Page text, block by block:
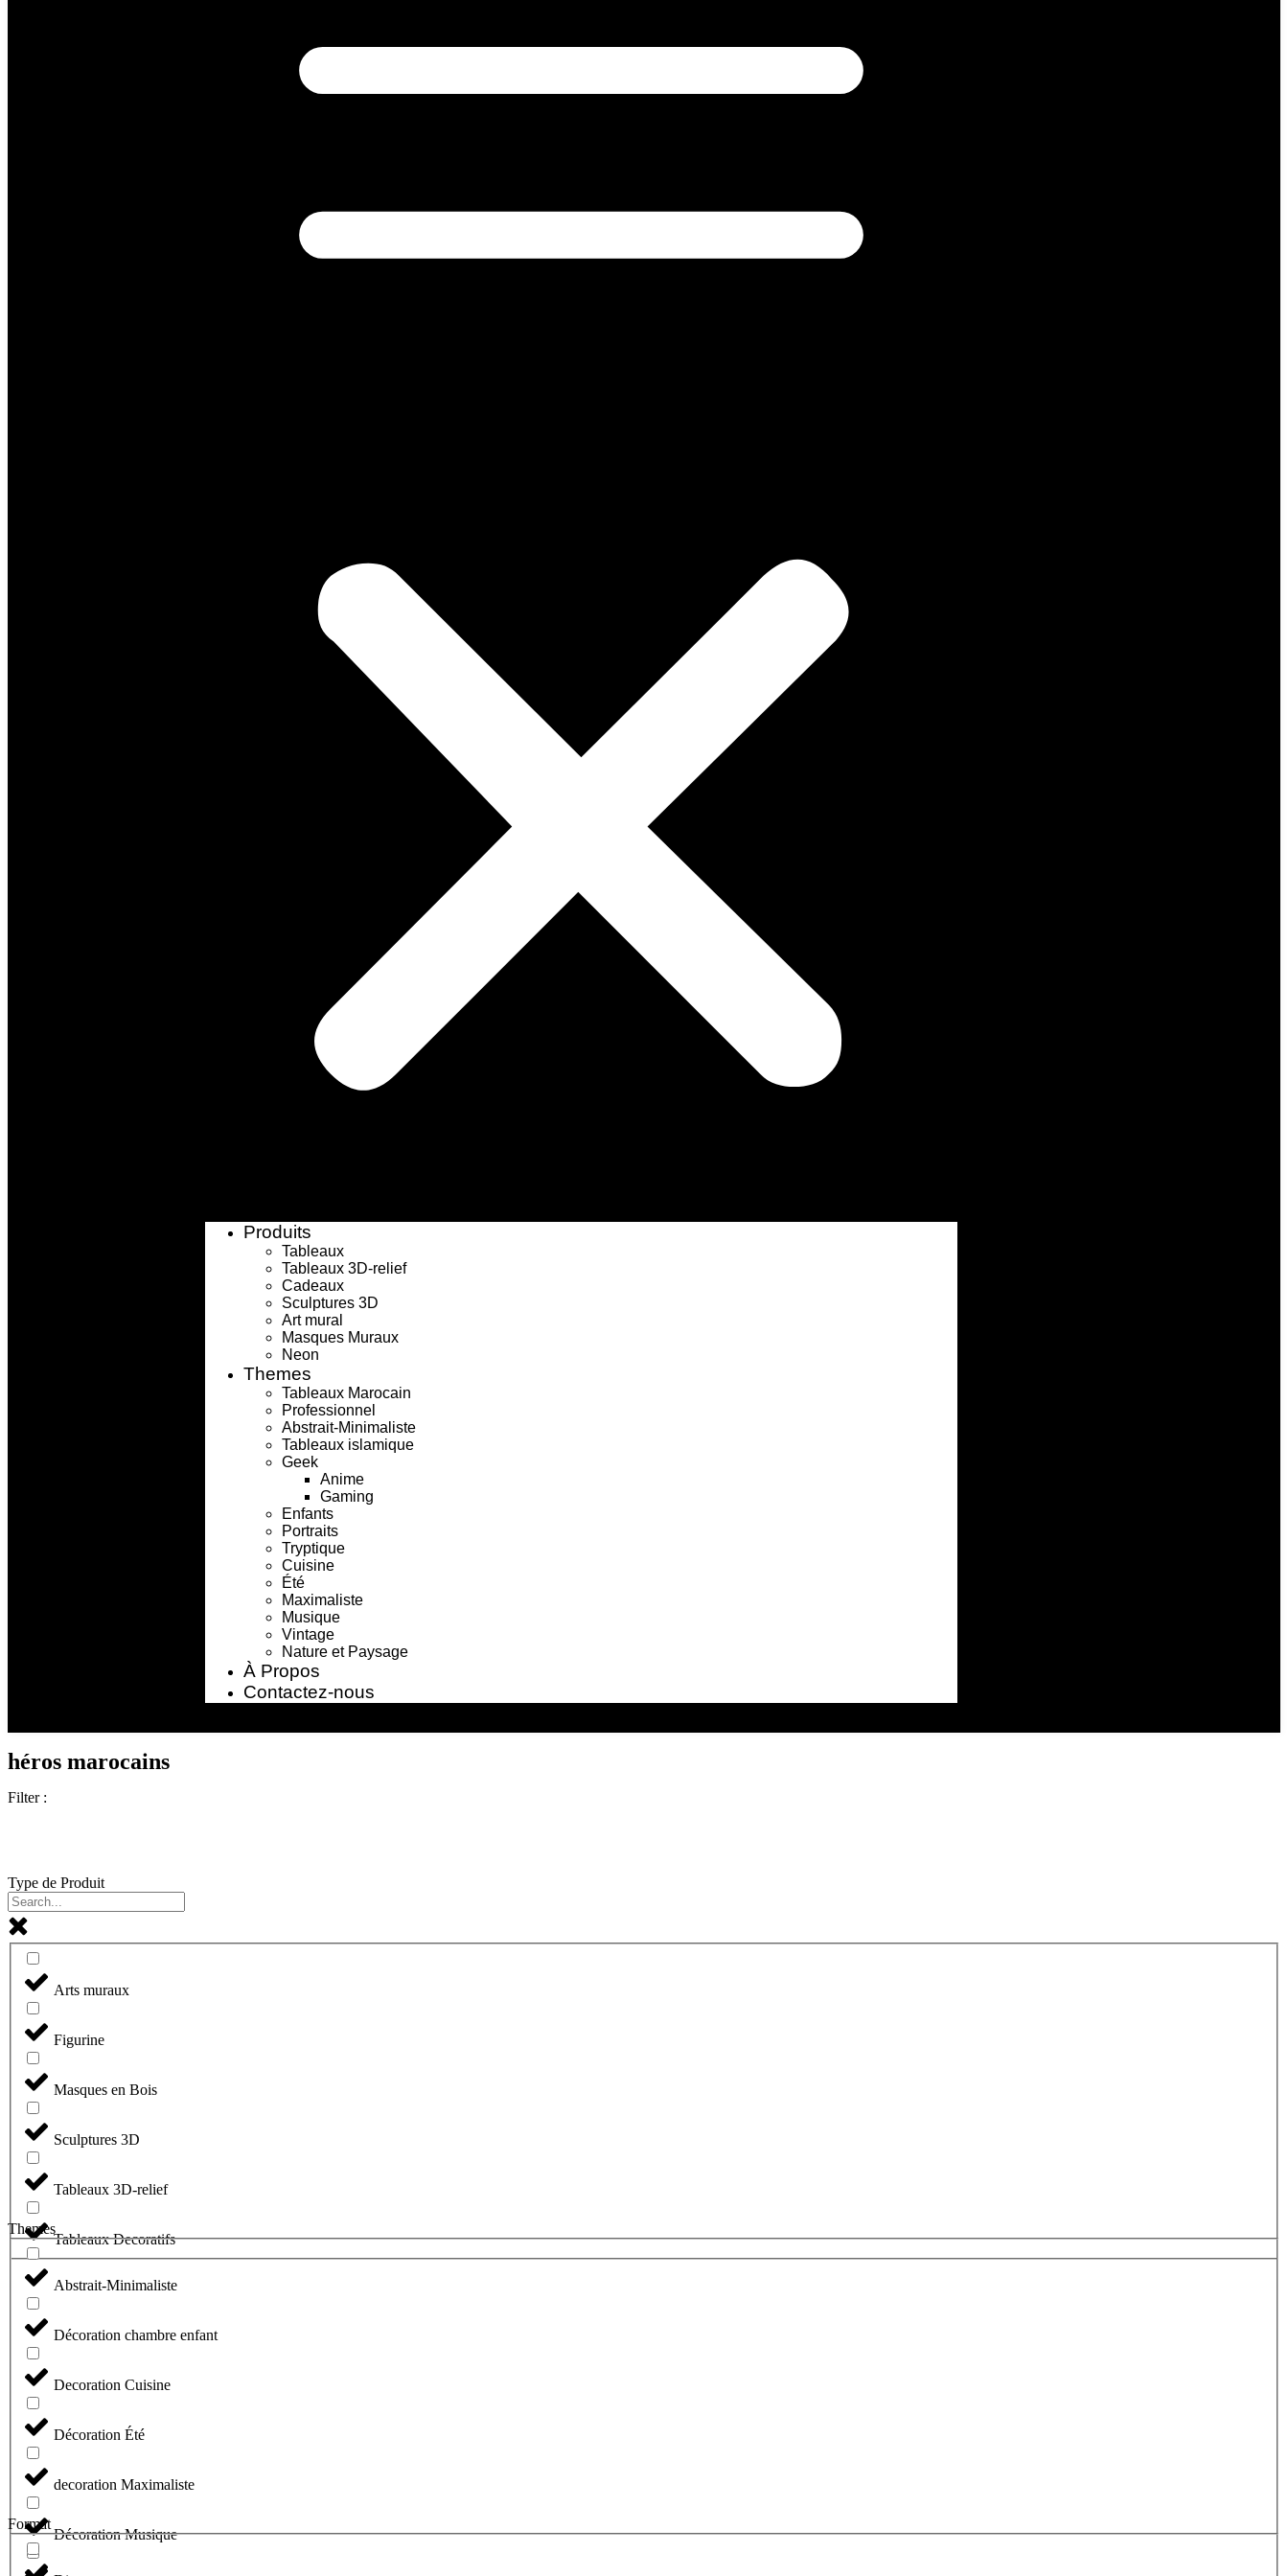
Produits
Tableaux
Tableaux 3D-relief
Cadeaux
Sculptures 3D
Art mural
Masques Muraux
Neon
Themes
Tableaux Marocain
Professionnel
Abstrait-Minimaliste
Tableaux islamique
Geek
Anime
Gaming
Enfants
Portraits
Tryptique
Cuisine
Été
Maximaliste
Musique
Vintage
Nature et Paysage
À Propos ​
Contactez-nous
héros marocains
Filter :
Type de Produit
Arts muraux
Figurine
Masques en Bois
Sculptures 3D
Tableaux 3D-relief
Tableaux Decoratifs
Themes
Abstrait-Minimaliste
Décoration chambre enfant
Decoration Cuisine
Décoration Été
decoration Maximaliste
Décoration Musique
Format